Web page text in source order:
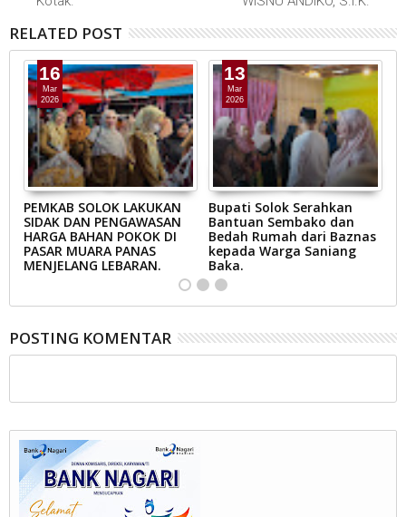
RELATED POST
16
Mar
2026
PEMKAB SOLOK LAKUKAN
SIDAK DAN PENGAWASAN
HARGA BAHAN POKOK DI
PASAR MUARA PANAS
MENJELANG LEBARAN.
13
Mar
2026
Bupati Solok Serahkan
Bantuan Sembako dan
Bedah Rumah dari Baznas
kepada Warga Saniang
Baka.
POSTING KOMENTAR